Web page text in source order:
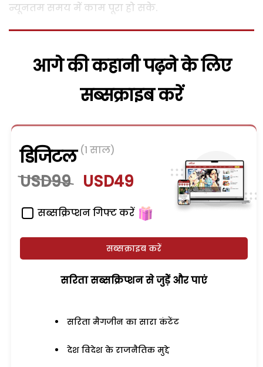
न्यूनतम समय में काम पूरा हो सके.
आगे की कहानी पढ़ने के लिए
सब्सक्राइब करें
डिजिटल (1 साल)
USD99 USD49
सब्सक्रिप्शन गिफ्ट करें
सब्सक्राइब करें
सरिता सब्सक्रिप्शन से जुड़ेें और पाएं
सरिता मैगजीन का सारा कंटेंट
देश विदेश के राजनैतिक मुद्दे